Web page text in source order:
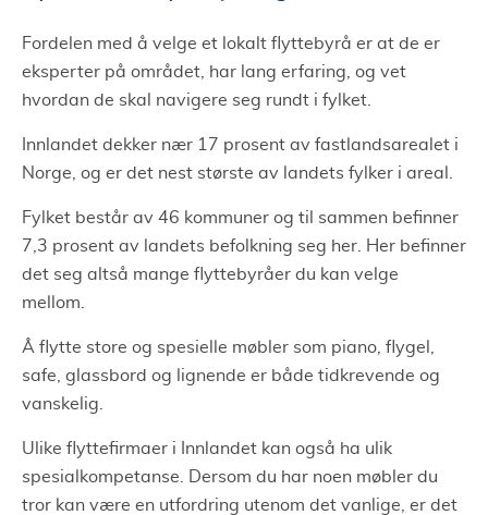
Fordelen med å velge et lokalt flyttebyrå er at de er
eksperter på området, har lang erfaring, og vet
hvordan de skal navigere seg rundt i fylket.
Innlandet dekker nær 17 prosent av fastlandsarealet i
Norge, og er det nest største av landets fylker i areal.
Fylket består av 46 kommuner og til sammen befinner
7,3 prosent av landets befolkning seg her. Her befinner
det seg altså mange flyttebyråer du kan velge
mellom.
Å flytte store og spesielle møbler som piano, flygel,
safe, glassbord og lignende er både tidkrevende og
vanskelig.
Ulike flyttefirmaer i Innlandet kan også ha ulik
spesialkompetanse. Dersom du har noen møbler du
tror kan være en utfordring utenom det vanlige, er det